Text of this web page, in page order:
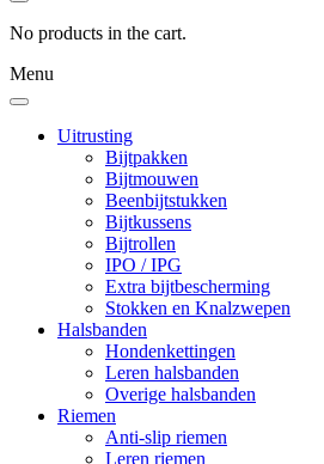
No products in the cart.
Menu
Uitrusting
Bijtpakken
Bijtmouwen
Beenbijtstukken
Bijtkussens
Bijtrollen
IPO / IPG
Extra bijtbescherming
Stokken en Knalzwepen
Halsbanden
Hondenkettingen
Leren halsbanden
Overige halsbanden
Riemen
Anti-slip riemen
Leren riemen